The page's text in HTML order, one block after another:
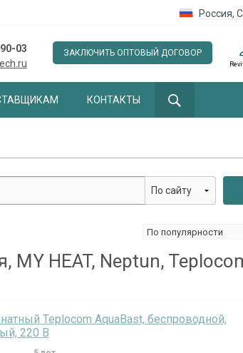
Россия,
ЗАКЛЮЧИТЬ ОПТОВЫЙ ДОГОВОР
03
КОНТАКТЫ
HEAT, Neptun,
Teplocom AquaBast, беспроводной,
220 В